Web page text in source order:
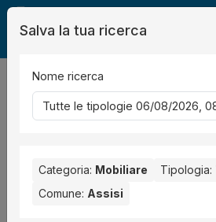
Legalmente Mobili
risultati
risultato per la Provincia selezionata:
Prova a modificare i parametri di ricerca:
Salva la tua ricerca
Nome ricerca
Categoria: Mobiliare Tipologia:
Comune: Assisi